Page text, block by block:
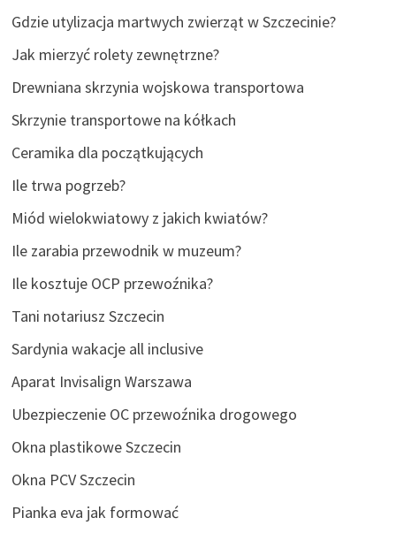
Gdzie utylizacja martwych zwierząt w Szczecinie?
Jak mierzyć rolety zewnętrzne?
Drewniana skrzynia wojskowa transportowa
Skrzynie transportowe na kółkach
Ceramika dla początkujących
Ile trwa pogrzeb?
Miód wielokwiatowy z jakich kwiatów?
Ile zarabia przewodnik w muzeum?
Ile kosztuje OCP przewoźnika?
Tani notariusz Szczecin
Sardynia wakacje all inclusive
Aparat Invisalign Warszawa
Ubezpieczenie OC przewoźnika drogowego
Okna plastikowe Szczecin
Okna PCV Szczecin
Pianka eva jak formować